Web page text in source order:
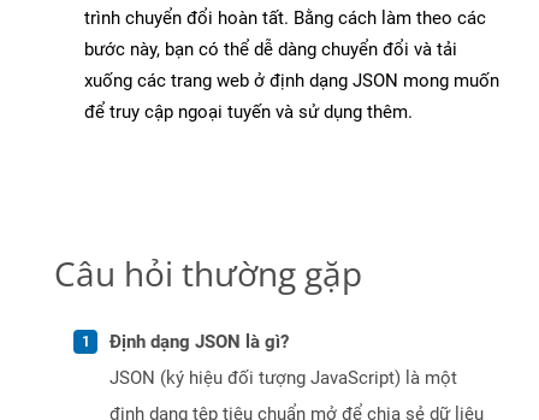
trình chuyển đổi hoàn tất. Bằng cách làm theo các
bước này, bạn có thể dễ dàng chuyển đổi và tải
xuống các trang web ở định dạng JSON mong muốn
để truy cập ngoại tuyến và sử dụng thêm.
Câu hỏi thường gặp
Định dạng JSON là gì?
JSON (ký hiệu đối tượng JavaScript) là một
định dạng tệp tiêu chuẩn mở để chia sẻ dữ liệu